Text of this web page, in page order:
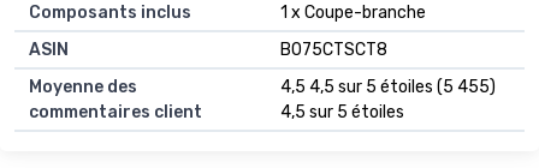
Composants inclus
1 x Coupe-branche
ASIN
B075CTSCT8
Moyenne des
commentaires client
4,5 4,5 sur 5 étoiles (5 455)
4,5 sur 5 étoiles